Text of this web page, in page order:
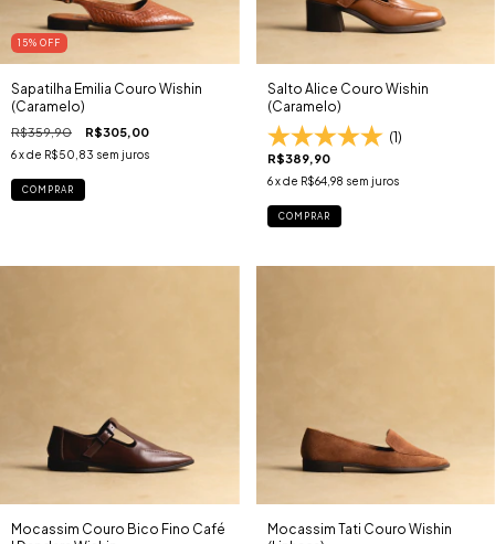
15% OFF
Sapatilha Emilia Couro Wishin
(Caramelo)
R$359,90 R$305,00
6x de R$50,83 sem juros
COMPRAR
Salto Alice Couro Wishin
(Caramelo)
(1)
R$389,90
6 x de R$64,98 sem juros
COMPRAR
Mocassim Couro Bico Fino Café
Mocassim Tati Couro Wishin